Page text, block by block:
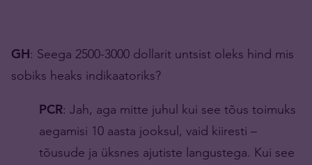
GH: Seega 2500-3000 dollarit untsist oleks hind mis
sobiks heaks indikaatoriks?
PCR: Jah, aga mitte juhul kui see tõus toimuks
aegamisi 10 aasta jooksul, vaid kiiresti –
tõusude ja üksnes ajutiste langustega. Kui see